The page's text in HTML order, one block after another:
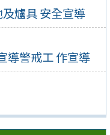
爐具 安全宣導
導警戒工 作宣導